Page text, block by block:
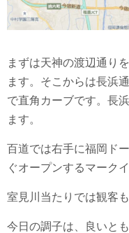
まずは天神の渡辺通り
ます。そこからは長浜
で直角カーブです。長
ます。
百道では右手に福岡ド
ぐオープンするマーク
室見川当たりでは観客
今日の調子は、良いと